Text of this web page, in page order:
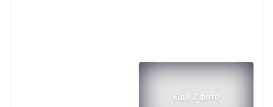
Еще 2 фото